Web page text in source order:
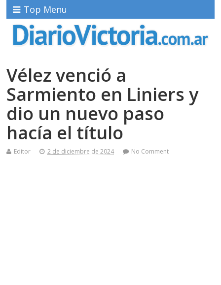
Top Menu
Vélez venció a
Sarmiento en Liniers y
dio un nuevo paso
hacía el título
Editor 2 de diciembre de 2024 No Comment